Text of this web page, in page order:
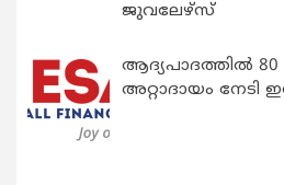
ജുവലേഴ്‌സ്
ആദ്യപാദത്തിൽ
അറ്റാദായം നേടി